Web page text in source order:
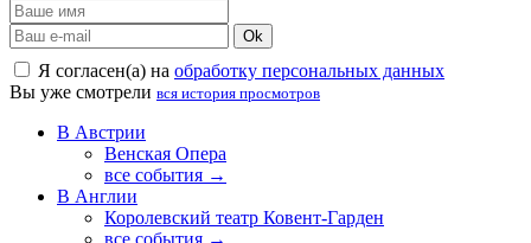
Ok
Я согласен(а) на обработку персональных данных
Вы уже смотрели вся история просмотров
В Австрии
Венская Опера
все события →
В Англии
Королевский театр Ковент-Гарден